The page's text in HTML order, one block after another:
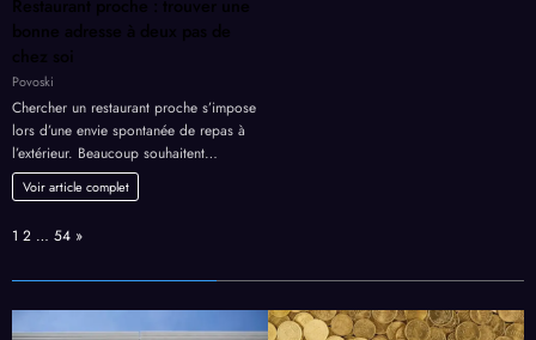
Restaurant proche : trouver une
bonne adresse à deux pas de
chez soi
Povoski
Chercher un restaurant proche s’impose
lors d’une envie spontanée de repas à
l’extérieur. Beaucoup souhaitent…
Voir article complet
Page:
1 2 … 54 Next
»